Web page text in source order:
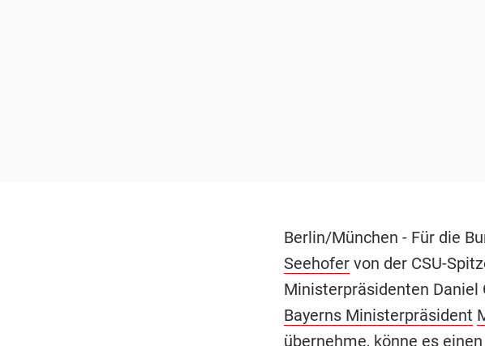
Berlin/München - Für die
Seehofervon der CSU-
Ministerpräsidenten Daniel
Bayerns Ministerpräsident
übernehme, könne es